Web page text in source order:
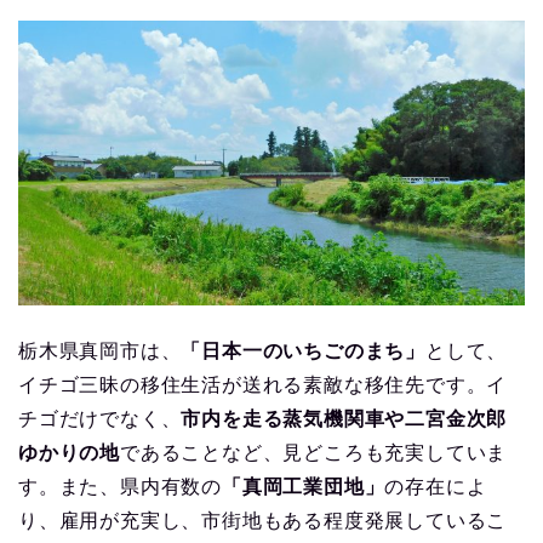
栃木県真岡市は、 「日本一のいちごのまち」
として、
イチゴ三昧の移住生活が送れる素敵な移住先です。イ
チゴだけでなく、市内を走る蒸気機関車や二宮金次郎
ゆかりの地であることなど、見どころも充実していま
す。また、県内有数の 「真岡工業団地」の存在によ
り、雇用が充実し、市街地もある程度発展しているこ